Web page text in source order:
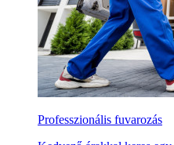
Professzionális fuvarozás